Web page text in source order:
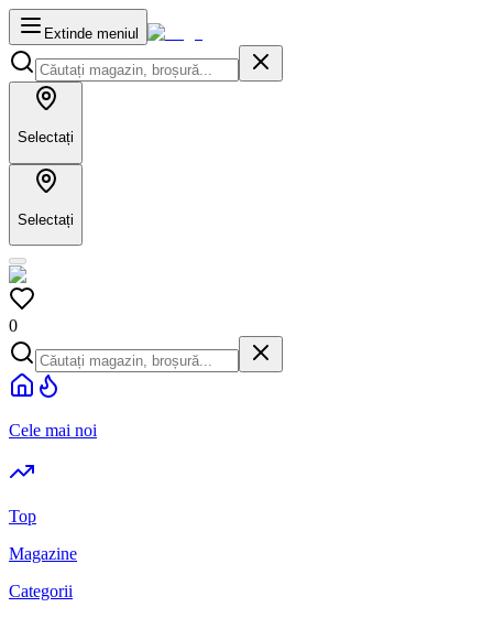
Extinde meniul
Selectați
Selectați
0
Cele mai noi
Top
Magazine
Categorii